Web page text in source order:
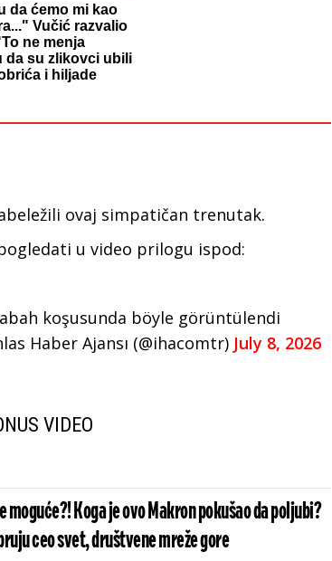
da ćemo mi kao
Vučić razvalio
ne menja
da su zlikovci ubili
i hiljade
ovaj simpatičan trenutak.
u video prilogu ispod:
koşusunda böyle görüntülendi
Haber Ajansı (@ihacomtr) July 8, 2026
VIDEO
moguće?! Koga je ovo Makron pokušao da poljubi?
ceo svet, društvene mreže gore